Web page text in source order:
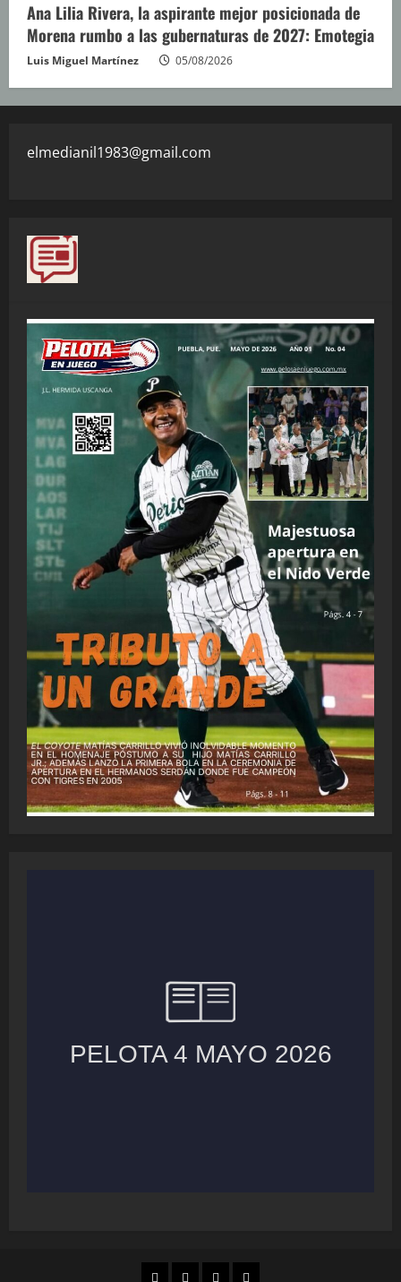
Ana Lilia Rivera, la aspirante mejor posicionada de
Morena rumbo a las gubernaturas de 2027: Emotegia
Luis Miguel Martínez 05/08/2026
elmedianil1983@gmail.com
MUNICIPIOS
LOCALES
NACIONAL
COLUMNAS